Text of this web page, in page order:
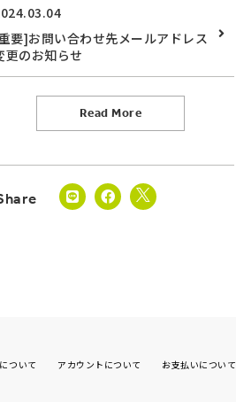
要]お問い合わせ先メールアドレス
更のお知らせ
Read More
ついて アカウントについて お支払いについて